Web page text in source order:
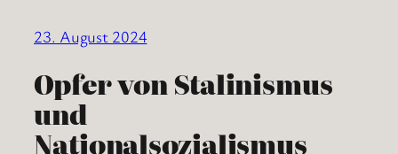
23. August 2024
Opfer von Stalinismus
und
Nationalsozialismus